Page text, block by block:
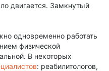
двигается. Замкнутый
одновременно работать
физической
В некоторых
: реабилитологов,